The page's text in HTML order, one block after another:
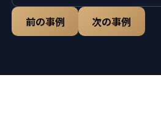
前の事例 次の事例